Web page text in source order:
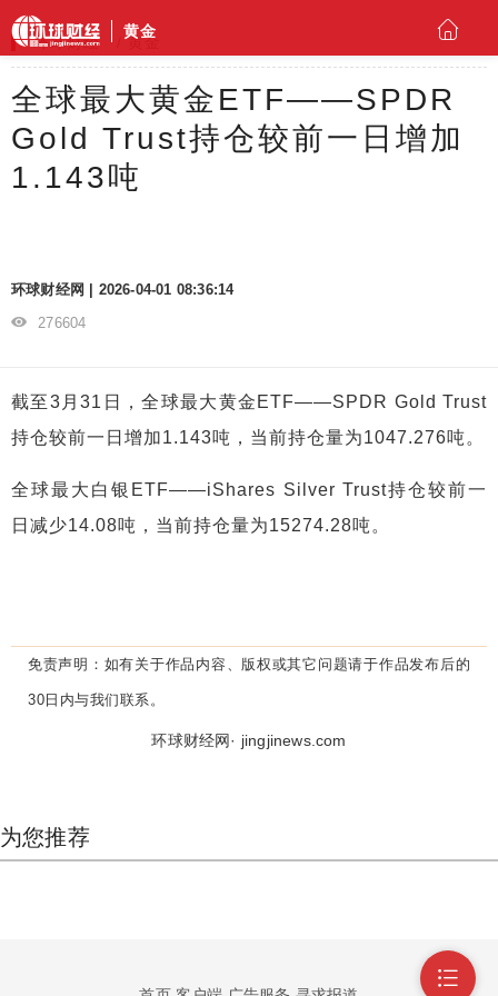
黄金
环球财经 黄金
全球最大黄金ETF——SPDR
Gold Trust持仓较前一日增加
1.143吨
环球财经网 | 2026-04-01 08:36:14
276604
截至3月31日，全球最大黄金ETF——SPDR Gold Trust
持仓较前一日增加1.143吨，当前持仓量为1047.276吨。
全球最大白银ETF——iShares Silver Trust持仓较前一
日减少14.08吨，当前持仓量为15274.28吨。
免责声明： 如有关于作品内容、版权或其它问题请于作品发布后的
30日内与我们联系。
环球财经网· jingjinews.com
为您推荐